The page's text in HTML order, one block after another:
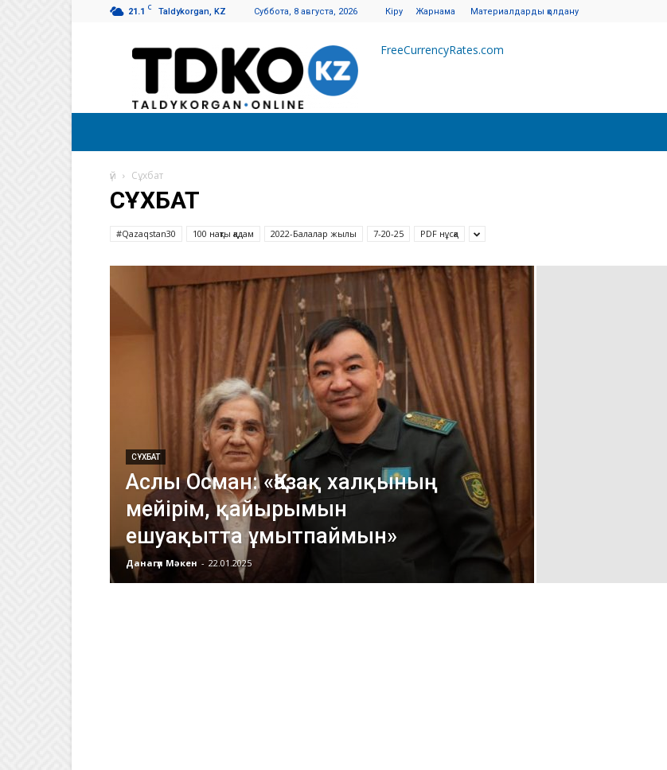
21.1 C Taldykorgan, KZ Суббота, 8 августа, 2026 Кіру Жарнама Материалдарды қолдану
Талдықорған
FreeCurrencyRates.com
үй Сұхбат
СҰХБАТ
#Qazaqstan30 100 нақты қадам 2022-Балалар жылы 7-20-25 PDF нұсқа
СҰХБАТ
Аслы Осман: «Қазақ халқының
мейірім, қайырымын
ешуақытта ұмытпаймын»
Данагүл Мәкен - 22.01.2025